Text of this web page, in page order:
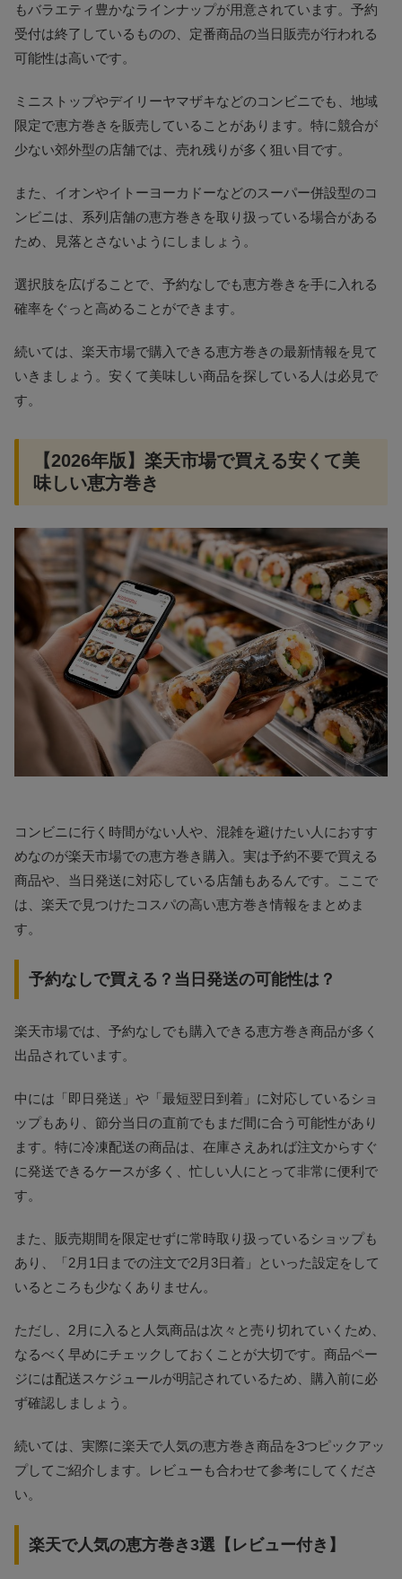
もバラエティ豊かなラインナップが用意されています。予約
受付は終了しているものの、定番商品の当日販売が行われる
可能性は高いです。
ミニストップやデイリーヤマザキなどのコンビニでも、地域
限定で恵方巻きを販売していることがあります。特に競合が
少ない郊外型の店舗では、売れ残りが多く狙い目です。
また、イオンやイトーヨーカドーなどのスーパー併設型のコ
ンビニは、系列店舗の恵方巻きを取り扱っている場合がある
ため、見落とさないようにしましょう。
選択肢を広げることで、予約なしでも恵方巻きを手に入れる
確率をぐっと高めることができます。
続いては、楽天市場で購入できる恵方巻きの最新情報を見て
いきましょう。安くて美味しい商品を探している人は必見で
す。
【2026年版】楽天市場で買える安くて美
味しい恵方巻き
コンビニに行く時間がない人や、混雑を避けたい人におすす
めなのが楽天市場での恵方巻き購入。実は予約不要で買える
商品や、当日発送に対応している店舗もあるんです。ここで
は、楽天で見つけたコスパの高い恵方巻き情報をまとめま
す。
予約なしで買える？当日発送の可能性は？
楽天市場では、予約なしでも購入できる恵方巻き商品が多く
出品されています。
中には「即日発送」や「最短翌日到着」に対応しているショ
ップもあり、節分当日の直前でもまだ間に合う可能性があり
ます。特に冷凍配送の商品は、在庫さえあれば注文からすぐ
に発送できるケースが多く、忙しい人にとって非常に便利で
す。
また、販売期間を限定せずに常時取り扱っているショップも
あり、「2月1日までの注文で2月3日着」といった設定をして
いるところも少なくありません。
ただし、2月に入ると人気商品は次々と売り切れていくため、
なるべく早めにチェックしておくことが大切です。商品ペー
ジには配送スケジュールが明記されているため、購入前に必
ず確認しましょう。
続いては、実際に楽天で人気の恵方巻き商品を3つピックアッ
プしてご紹介します。レビューも合わせて参考にしてくださ
い。
楽天で人気の恵方巻き3選【レビュー付き】